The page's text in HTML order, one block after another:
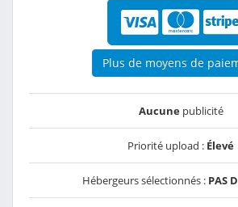
Plus de moyens de
Aucunepublicité
Priorité upload : Élevé
Hébergeurs sélectionnés : PAS